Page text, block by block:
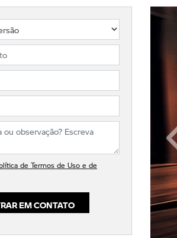
de Termos de Uso e de
EM CONTATO